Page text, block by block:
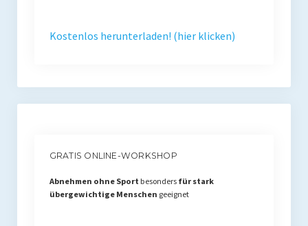
Kostenlos herunterladen! (hier klicken)
GRATIS ONLINE-WORKSHOP
Abnehmen ohne Sport besonders für stark
übergewichtige Menschen geeignet